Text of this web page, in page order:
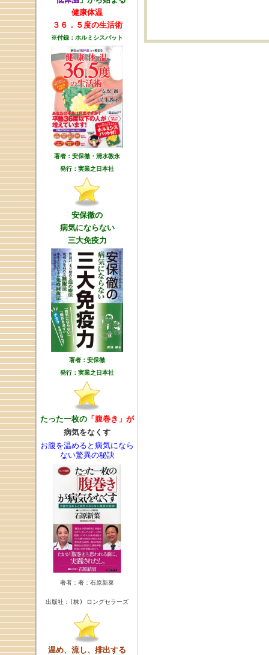
健康体温
３６．５度の生活術
※付録：ホルミシスパット
著者：安保徹・清水教永
発行：実業之日本社
安保徹の
病気にならない
三大免疫力
著者：安保徹
発行：実業之日本社
たった一枚の 「腹巻き」が
病気をなくす
お腹を温めると病気になら
ない驚異の秘訣
著者：著：石原新菜
出版社：(株) ロングセラーズ
温め、流し、排出する